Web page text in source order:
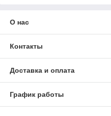
О нас
Контакты
Доставка и оплата
График работы